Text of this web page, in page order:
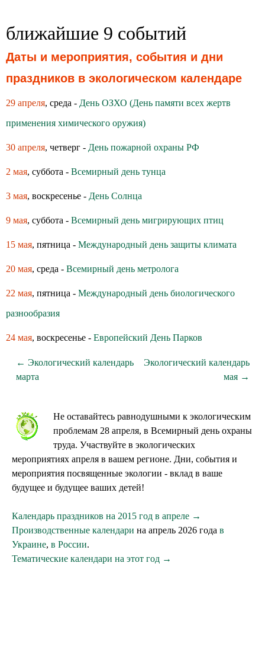
ближайшие 9 событий
Даты и мероприятия, события и дни
праздников в экологическом календаре
29 апреля, среда - День ОЗХО (День памяти всех жертв
применения химического оружия)
30 апреля, четверг - День пожарной охраны РФ
2 мая, суббота - Всемирный день тунца
3 мая, воскресенье - День Солнца
9 мая, суббота - Всемирный день мигрирующих птиц
15 мая, пятница - Международный день защиты климата
20 мая, среда - Всемирный день метролога
22 мая, пятница - Международный день биологического
разнообразия
24 мая, воскресенье - Европейский День Парков
← Экологический календарь
марта
Экологический календарь
мая →
Не оставайтесь равнодушными к экологическим
проблемам 28 апреля, в Всемирный день охраны
труда. Участвуйте в экологических
мероприятиях апреля в вашем регионе. Дни, события и
мероприятия посвященные экологии - вклад в ваше
будущее и будущее ваших детей!
Календарь праздников на 2015 год в апреле →
Производственные календари на апрель 2026 года в
Украине, в России.
Тематические календари на этот год →